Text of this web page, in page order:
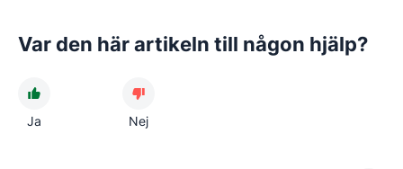
Var den här artikeln till någon hjälp?
Ja Nej